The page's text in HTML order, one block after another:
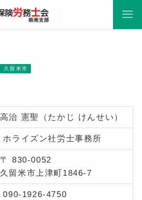
久留米市
高治 憲聖（たかじ けんせい）
ホライズン社労士事務所
〒 830-0052
久留米市上津町1846-7
090-1926-4750